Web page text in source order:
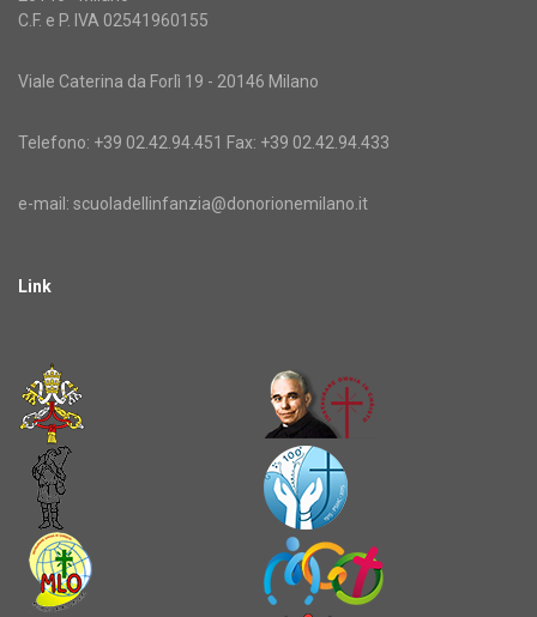
C.F. e P. IVA 02541960155
Viale Caterina da Forlì 19 - 20146 Milano
Telefono: +39 02.42.94.451 Fax: +39 02.42.94.433
e-mail: scuoladellinfanzia@donorionemilano.it
Link